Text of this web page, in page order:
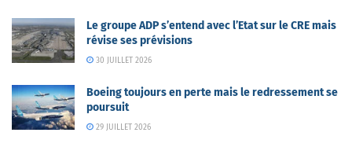
Le groupe ADP s’entend avec l’Etat sur le CRE mais
révise ses prévisions
30 JUILLET 2026
Boeing toujours en perte mais le redressement se
poursuit
29 JUILLET 2026